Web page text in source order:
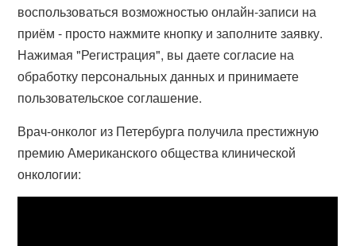
воспользоваться возможностью онлайн-записи на
приём - просто нажмите кнопку и заполните заявку.
Нажимая "Регистрация", вы даете согласие на
обработку персональных данных и принимаете
пользовательское соглашение.
Врач-онколог из Петербурга получила престижную
премию Американского общества клинической
онкологии: